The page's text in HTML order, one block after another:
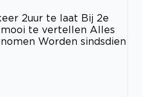
2uur te laat Bij 2e
te vertellen Alles
Worden sindsdien